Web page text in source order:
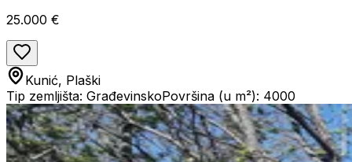
25.000 €
Kunić, Plaški
Tip zemljišta: GrađevinskoPovršina (u m²): 4000